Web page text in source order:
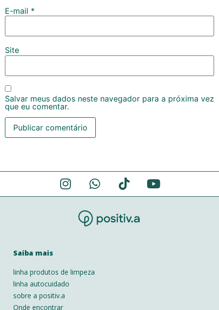
E-mail *
Site
Salvar meus dados neste navegador para a próxima vez
que eu comentar.
Alternative:
Saiba mais
linha produtos de limpeza
linha autocuidado
sobre a positiv.a
Onde encontrar